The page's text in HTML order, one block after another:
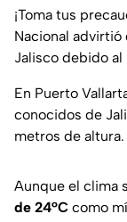
¡Toma tus
Nacional advirtió
Jalisco debido al
En Puerto
conocidos de
metros de altura.
Aunque el clima
de 24°C como